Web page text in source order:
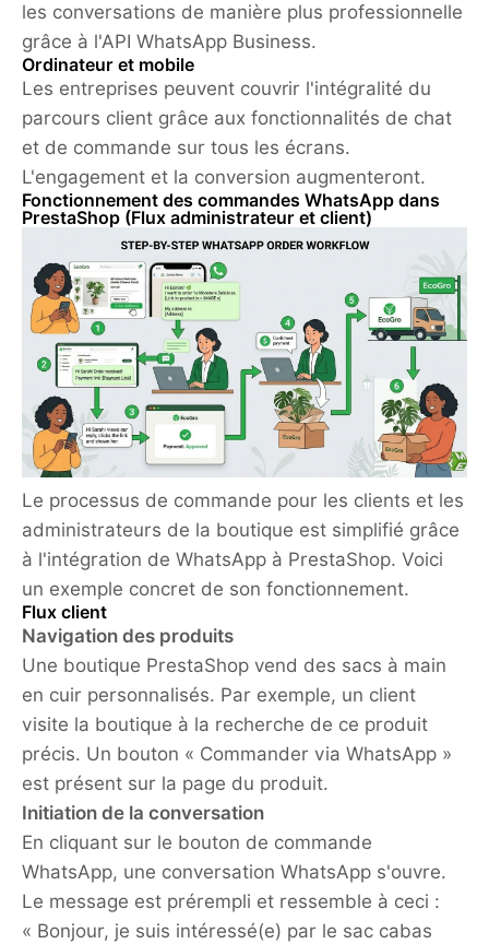
les conversations de manière plus professionnelle
grâce à l'API WhatsApp Business.
Ordinateur et mobile
Les entreprises peuvent couvrir l'intégralité du
parcours client grâce aux fonctionnalités de chat
et de commande sur tous les écrans.
L'engagement et la conversion augmenteront.
Fonctionnement des commandes WhatsApp dans
PrestaShop (Flux administrateur et client)
Le processus de commande pour les clients et les
administrateurs de la boutique est simplifié grâce
à l'intégration de WhatsApp à PrestaShop. Voici
un exemple concret de son fonctionnement.
Flux client
Navigation des produits
Une boutique PrestaShop vend des sacs à main
en cuir personnalisés. Par exemple, un client
visite la boutique à la recherche de ce produit
précis. Un bouton « Commander via WhatsApp »
est présent sur la page du produit.
Initiation de la conversation
En cliquant sur le bouton de commande
WhatsApp, une conversation WhatsApp s'ouvre.
Le message est prérempli et ressemble à ceci :
« Bonjour, je suis intéressé(e) par le sac cabas